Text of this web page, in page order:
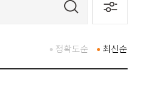
최신순
정확도순